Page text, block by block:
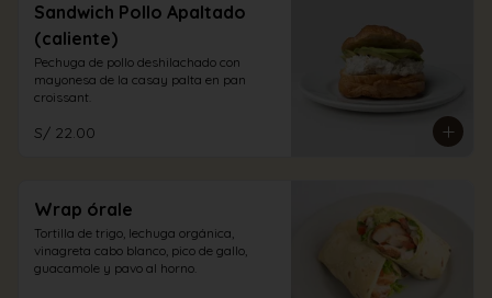
Sandwich Pollo Apaltado
(caliente)
Pechuga de pollo deshilachado con
mayonesa de la casay palta en pan
croissant.
S/ 22.00
Wrap órale
Tortilla de trigo, lechuga orgánica,
vinagreta cabo blanco, pico de gallo,
guacamole y pavo al horno.